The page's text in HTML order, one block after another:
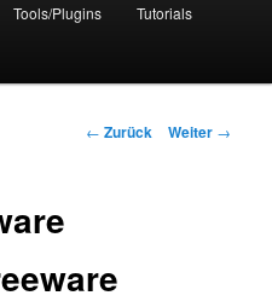
Tools/Plugins Tutorials
Beitrags-
← Zurück Weiter →